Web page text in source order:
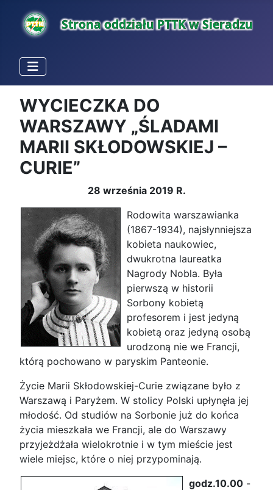
WYCIECZKA DO
WARSZAWY „ŚLADAMI
MARII SKŁODOWSKIEJ –
CURIE”
28 września 2019 R.
Rodowita warszawianka
(1867-1934), najsłynniejsza
kobieta naukowiec,
dwukrotna laureatka
Nagrody Nobla. Była
pierwszą w historii
Sorbony kobietą
profesorem i jest jedyną
kobietą oraz jedyną osobą
urodzoną nie we Francji,
którą pochowano w paryskim Panteonie.
Życie Marii Skłodowskiej-Curie związane było z
Warszawą i Paryżem. W stolicy Polski upłynęła jej
młodość. Od studiów na Sorbonie już do końca
życia mieszkała we Francji, ale do Warszawy
przyjeżdżała wielokrotnie i w tym mieście jest
wiele miejsc, które o niej przypominają.
godz.10.00 -